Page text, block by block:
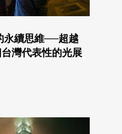
永續思維──超越
灣代表性的光展